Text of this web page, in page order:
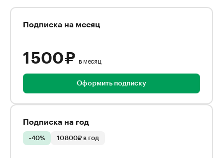
Подписка на месяц
1 500 ₽ в месяц
Оформить подписку
Подписка на год
-40% 10 800₽ в год